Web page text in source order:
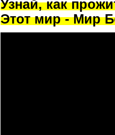
Узнай, как
Этот мир - Мир